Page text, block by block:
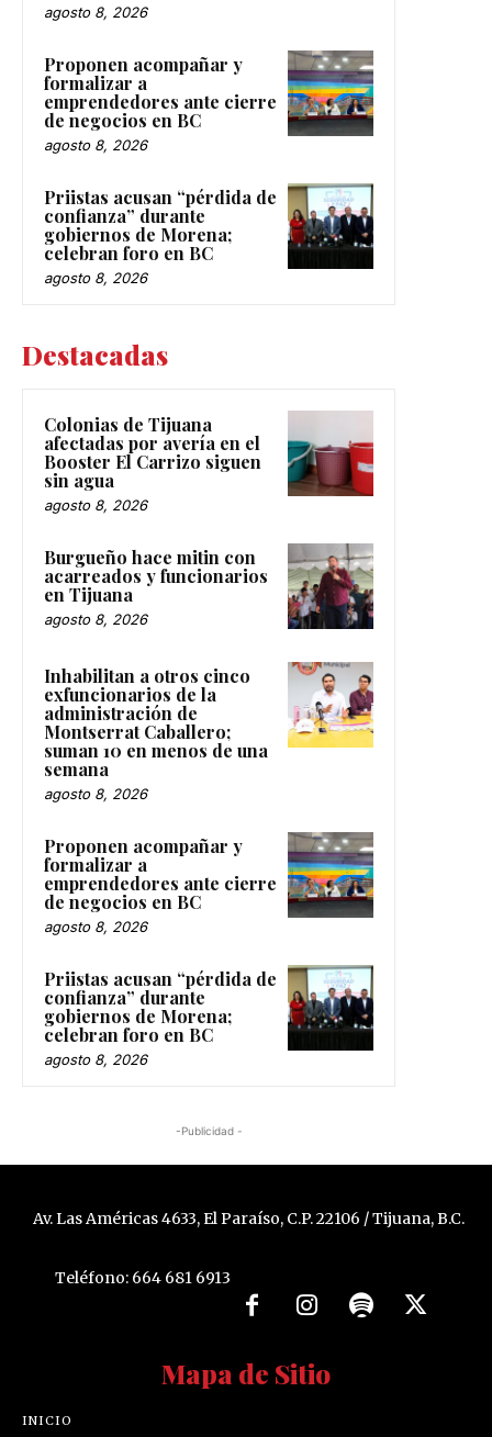
agosto 8, 2026
Proponen acompañar y
formalizar a
emprendedores ante cierre
de negocios en BC
agosto 8, 2026
Priistas acusan “pérdida de
confianza” durante
gobiernos de Morena;
celebran foro en BC
agosto 8, 2026
Destacadas
Colonias de Tijuana
afectadas por avería en el
Booster El Carrizo siguen
sin agua
agosto 8, 2026
Burgueño hace mitin con
acarreados y funcionarios
en Tijuana
agosto 8, 2026
Inhabilitan a otros cinco
exfuncionarios de la
administración de
Montserrat Caballero;
suman 10 en menos de una
semana
agosto 8, 2026
Proponen acompañar y
formalizar a
emprendedores ante cierre
de negocios en BC
agosto 8, 2026
Priistas acusan “pérdida de
confianza” durante
gobiernos de Morena;
celebran foro en BC
agosto 8, 2026
-Publicidad -
Av. Las Américas 4633, El Paraíso, C.P. 22106 / Tijuana, B.C.
Teléfono: 664 681 6913
Mapa de Sitio
INICIO